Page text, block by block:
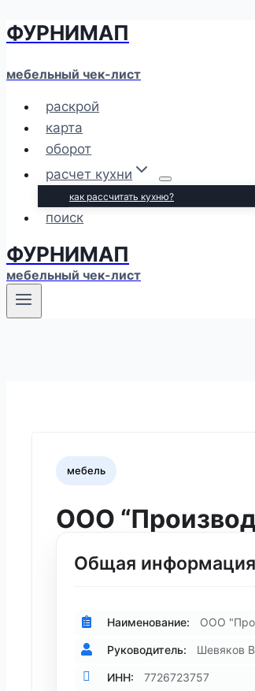
Перейти
содержимому
ФУРНИМАП
мебельный чек-лист
раскрой
карта
оборот
расчет кухни
как рассчитать кухню?
поиск
ФУРНИМАП
мебельный чек-лист
мебель
ООО
Общая информация
Наименование: ООО
Руководитель: Шевяков
ИНН: 7726723757